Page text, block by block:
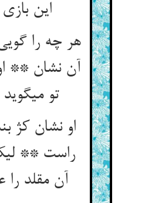
این
هر چه را
آن نشان **
تو
او نشان کژ
راست **
آن مقلد